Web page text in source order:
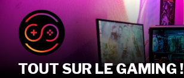
contenu
principal
TOUT SUR LE GAMING !